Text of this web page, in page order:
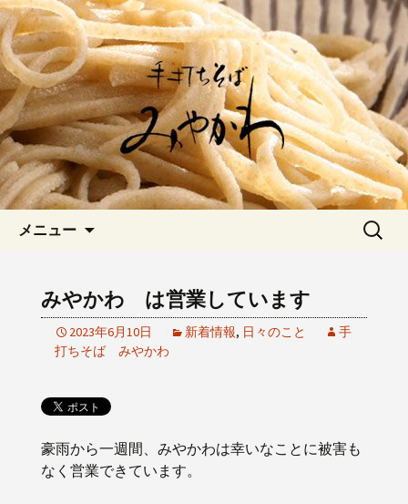
岡崎の「手打ちそば みやか
わ」のブログです
愛知県岡崎市でひっそりと佇む「手打
ちそばみやかわ」では自家製粉にこだ
わった一日十食限定の十割そばをお楽
しみいただけます。新しいそばや季節
の食材を使用した天婦羅メニューなど
新着情報はこちら
メニュー
検
みやかわ は営業しています
2023年6月10日 新着情報, 日々のこと
手
打ちそば みやかわ
豪雨から一週間、みやかわは幸いなことに被害も
なく営業できています。